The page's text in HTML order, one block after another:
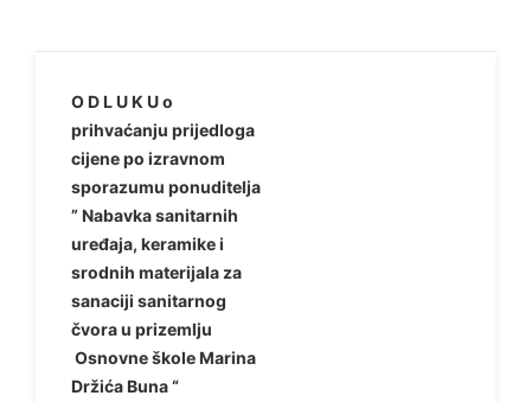
Navigacija
objava
O D L U K U o
prihvaćanju prijedloga
cijene po izravnom
sporazumu ponuditelja
” Nabavka sanitarnih
uređaja, keramike i
srodnih materijala za
sanaciji sanitarnog
čvora u prizemlju
Osnovne škole Marina
Držića Buna “